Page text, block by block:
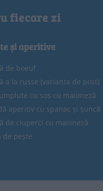
fiecare zi
și aperitive
de boeuf
a la russe (varianta de post)
cu sos cu maioneză
aperitiv cu spanac și șuncă
de ciuperci cu maioneză
de pește